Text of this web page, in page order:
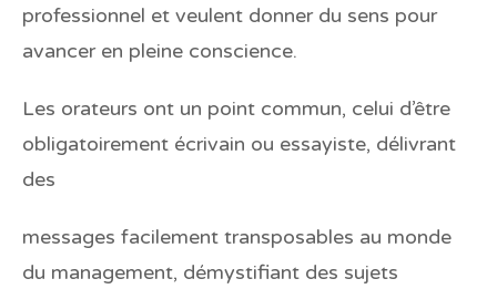
professionnel et veulent donner du sens pour
avancer en pleine conscience.
Les orateurs ont un point commun, celui d’être
obligatoirement écrivain ou essayiste, délivrant
des
messages facilement transposables au monde
du management, démystifiant des sujets